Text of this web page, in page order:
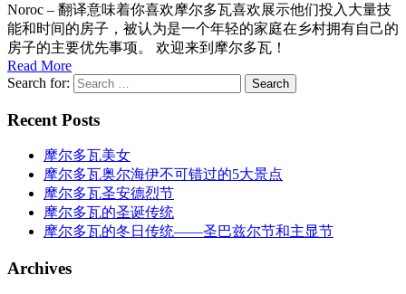
Noroc – 翻译意味着你喜欢摩尔多瓦喜欢展示他们投入大量技
能和时间的房子，被认为是一个年轻的家庭在乡村拥有自己的
房子的主要优先事项。 欢迎来到摩尔多瓦！
Read More
Search for:
Recent Posts
摩尔多瓦美女
摩尔多瓦奥尔海伊不可错过的5大景点
摩尔多瓦圣安德烈节
摩尔多瓦的圣诞传统
摩尔多瓦的冬日传统——圣巴兹尔节和主显节
Archives